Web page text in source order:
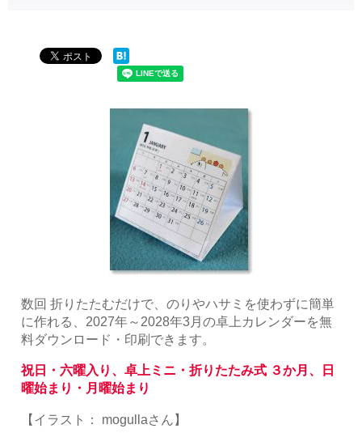
数回 折りたたむだけで、のりやハサミを使わずに簡単
に作れる、2027年～2028年3月の卓上カレンダーを無
料ダウンロード・印刷できます。
祝日・六曜入り、卓上ミニ・折りたたみ式 ３か月、日
曜始まり・月曜始まり
【イラスト： mogullaさん】